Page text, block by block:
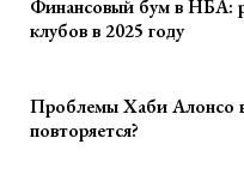
Финансовый бум в НБА:
клубов в 2025 году
Проблемы Хаби Алонсо
повторяется?